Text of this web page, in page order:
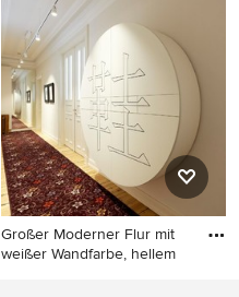
mit weißer Wandfarbe und
braunem Holzboden in
Neapel
Großer Moderner Flur mit
weißer Wandfarbe, hellem